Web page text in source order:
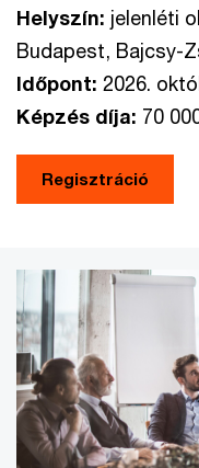
Helyszín: jelenléti
Budapest, Bajcsy-
Időpont: 2026.
Képzés díja: 70
Regisztráció